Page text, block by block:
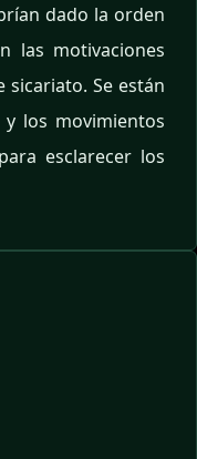
dado la orden
las motivaciones
Se están
y los movimientos
esclarecer los